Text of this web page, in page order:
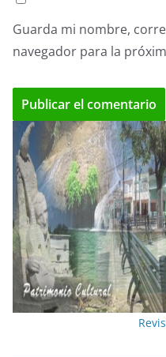
Guarda mi nombre,
navegador para la